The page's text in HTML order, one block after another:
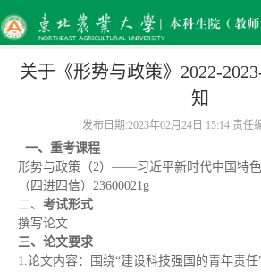
关于《形势与政策》2022-
知
发布日期:2023年02月24日 15:14 责任
一、 重考课程
形势与政策（2）——习近平新时代中国特
（四进四信）23600021g
二、 考试形式
撰写论文
三、论文要求
1.论文内容：围绕“建设科技强国的青年责任”